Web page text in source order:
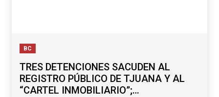
BC
TRES DETENCIONES SACUDEN AL
REGISTRO PÚBLICO DE TJUANA Y AL
“CARTEL INMOBILIARIO”;